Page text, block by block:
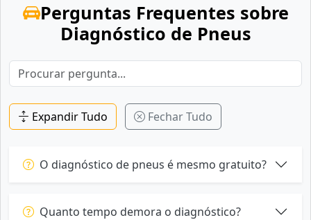
Perguntas Frequentes sobre
Diagnóstico de Pneus
Expandir Tudo Fechar Tudo
O diagnóstico de pneus é mesmo gratuito?
Quanto tempo demora o diagnóstico?